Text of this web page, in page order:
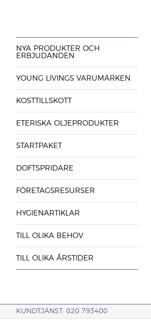
NYA PRODUKTER OCH
ERBJUDANDEN
YOUNG LIVINGS VARUMÄRKEN
KOSTTILLSKOTT
ETERISKA OLJEPRODUKTER
STARTPAKET
DOFTSPRIDARE
FÖRETAGSRESURSER
HYGIENARTIKLAR
TILL OLIKA BEHOV
TILL OLIKA ÅRSTIDER
KUNDTJÄNST: 020 793400